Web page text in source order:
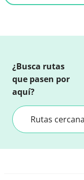
¿Busca rutas
que pasen por
aquí?
Rutas